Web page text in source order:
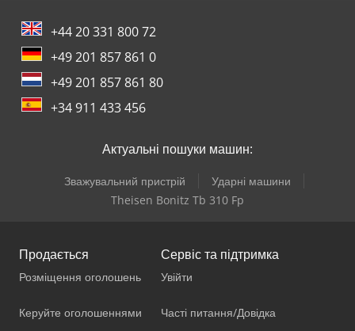
+44 20 331 800 72
+49 201 857 861 0
+49 201 857 861 80
+34 911 433 456
Актуальні пошуки машин:
Зважувальний пристрій
Ударні машини
Theisen Bonitz Tb 310 Fp
Продається
Розміщення оголошень
Керуйте оголошеннями
Сервіс та підтримка
Увійти
Часті питання/Довідка